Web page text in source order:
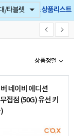
치
/타블렛 콕스 상품리스트
상품정렬
네이비 에디션
접점 (50G) 유선 키